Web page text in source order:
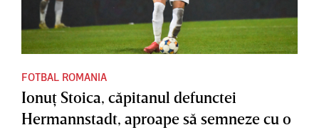
FOTBAL ROMANIA
Ionuţ Stoica, căpitanul defunctei
Hermannstadt, aproape să semneze cu o